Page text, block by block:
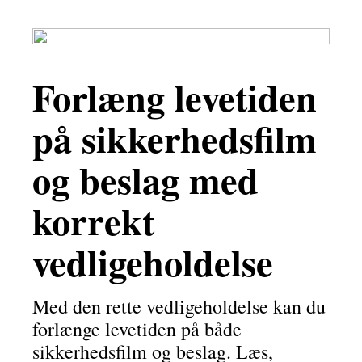
Forlæng levetiden
på sikkerhedsfilm
og beslag med
korrekt
vedligeholdelse
Med den rette vedligeholdelse kan du
forlænge levetiden på både
sikkerhedsfilm og beslag. Læs,